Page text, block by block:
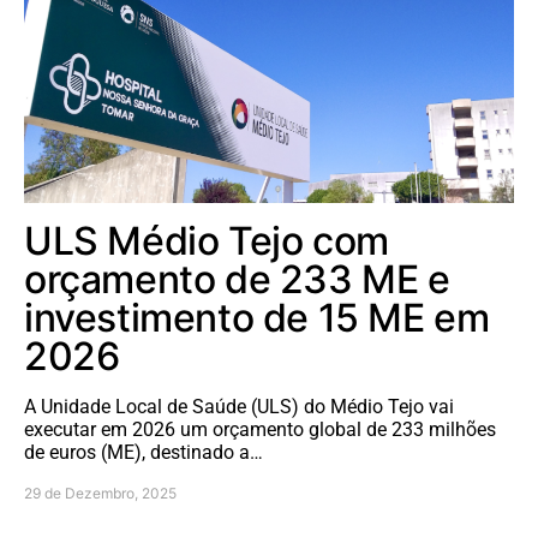
ULS Médio Tejo com
orçamento de 233 ME e
investimento de 15 ME em
2026
A Unidade Local de Saúde (ULS) do Médio Tejo vai
executar em 2026 um orçamento global de 233 milhões
de euros (ME), destinado a…
29 de Dezembro, 2025